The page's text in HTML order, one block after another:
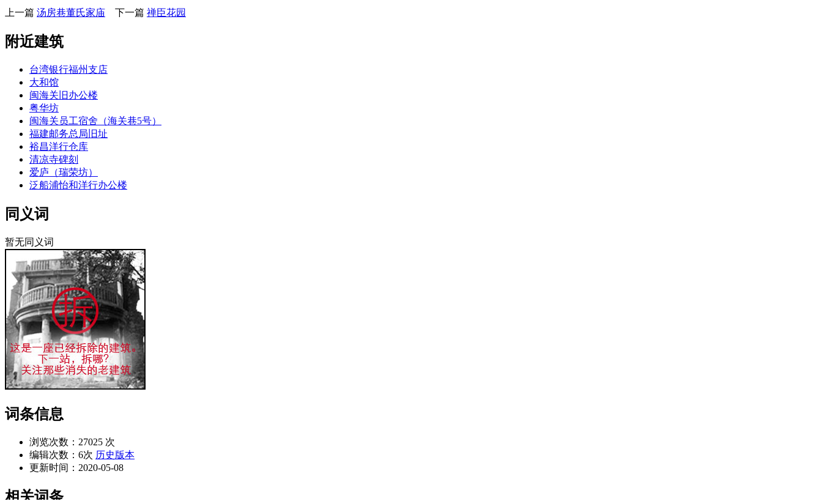
上一篇 汤房巷董氏家庙 下一篇 禅臣花园
附近建筑
台湾银行福州支店
大和馆
闽海关旧办公楼
粤华坊
闽海关员工宿舍（海关巷5号）
福建邮务总局旧址
裕昌洋行仓库
清凉寺碑刻
爱庐（瑞荣坊）
泛船浦怡和洋行办公楼
同义词
暂无同义词
词条信息
浏览次数： 27025 次
编辑次数： 6次 历史版本
更新时间： 2020-05-08
相关词条